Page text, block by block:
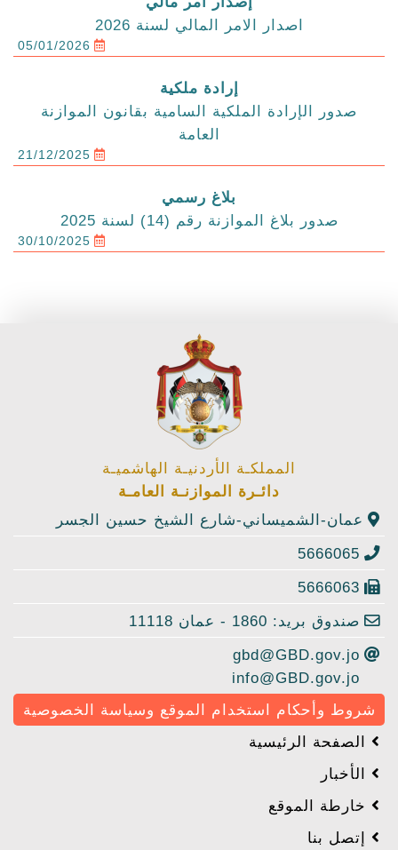
اصدار الامر المالي لسنة 2026
05/01/2026
إرادة ملكية
صدور الإرادة الملكية السامية بقانون الموازنة
العامة
21/12/2025
بلاغ رسمي
صدور بلاغ الموازنة رقم (14) لسنة 2025
30/10/2025
المملكـة الأردنيـة الهاشميـة
دائـرة الموازنـة العامـة
عمان-الشميساني-شارع الشيخ حسين الجسر
5666065
5666063
صندوق بريد: 1860 - عمان 11118
gbd@GBD.gov.jo
info@GBD.gov.jo
شروط وأحكام استخدام الموقع وسياسة الخصوصية
الصفحة الرئيسية
الأخبار
خارطة الموقع
إتصل بنا